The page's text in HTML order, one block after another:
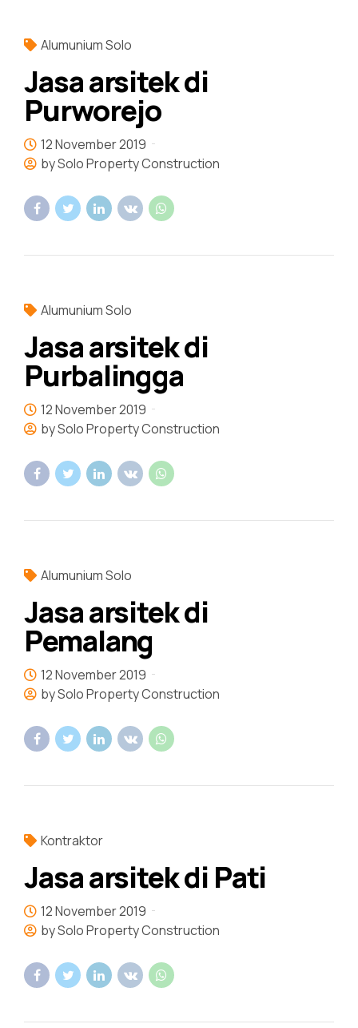
Alumunium Solo
Jasa arsitek di
Purworejo
12 November 2019
by Solo Property Construction
Alumunium Solo
Jasa arsitek di
Purbalingga
12 November 2019
by Solo Property Construction
Alumunium Solo
Jasa arsitek di
Pemalang
12 November 2019
by Solo Property Construction
Kontraktor
Jasa arsitek di Pati
12 November 2019
by Solo Property Construction